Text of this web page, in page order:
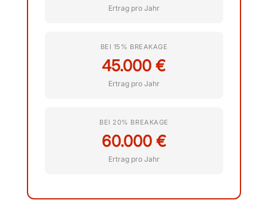
Ertrag pro Jahr
BEI 15% BREAKAGE
45.000 €
Ertrag pro Jahr
BEI 20% BREAKAGE
60.000 €
Ertrag pro Jahr